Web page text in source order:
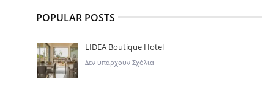
POPULAR POSTS
LIDEA Boutique Hotel
Δεν υπάρχουν Σχόλια